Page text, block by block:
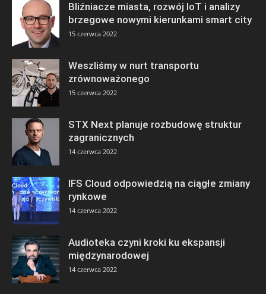
Bliźniacze miasta, rozwój IoT i analizy
brzegowe nowymi kierunkami smart city
15 czerwca 2022
Weszliśmy w nurt transportu
zrównoważonego
15 czerwca 2022
STX Next planuje rozbudowę struktur
zagranicznych
14 czerwca 2022
IFS Cloud odpowiedzią na ciągłe zmiany
rynkowe
14 czerwca 2022
Audioteka czyni kroki ku ekspansji
międzynarodowej
14 czerwca 2022